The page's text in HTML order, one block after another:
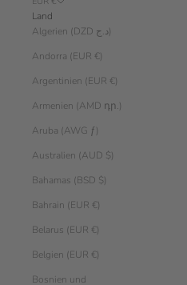
Land
Algerien (DZD د.ج)
Andorra (EUR €)
Argentinien (EUR €)
Armenien (AMD դր.)
Aruba (AWG ƒ)
Australien (AUD $)
Bahamas (BSD $)
Bahrain (EUR €)
Belarus (EUR €)
Belgien (EUR €)
Bosnien und